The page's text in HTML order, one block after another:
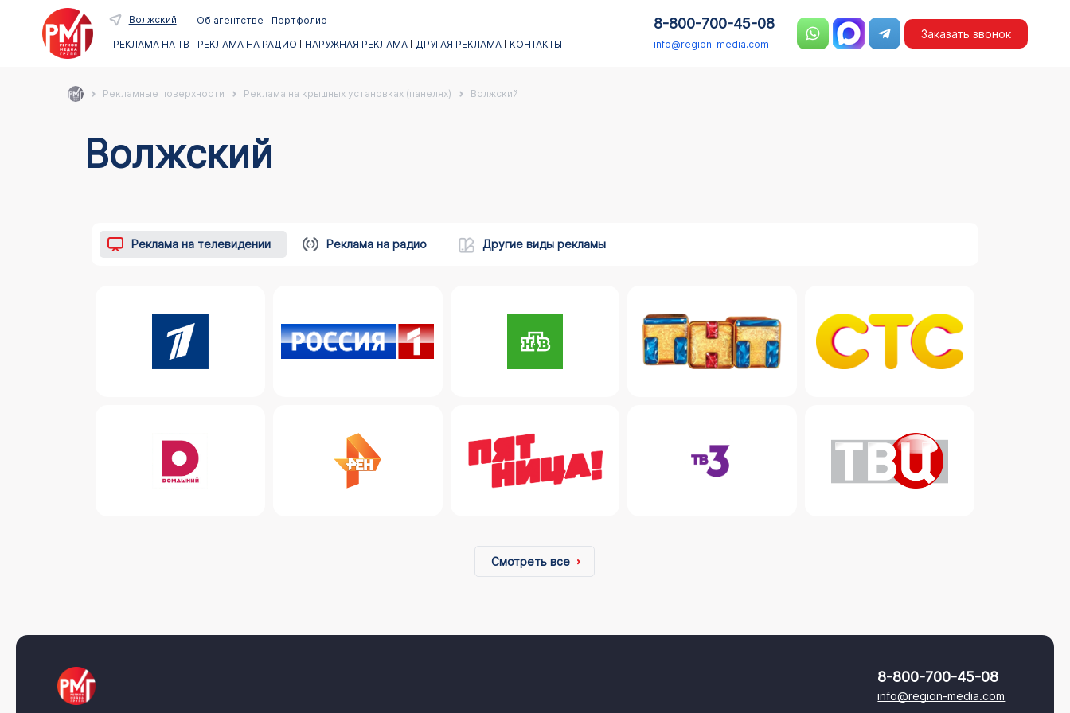
Волжский Об агентстве
Портфолио
РЕКЛАМА НА ТВ
РЕКЛАМА НА РАДИО НАРУЖНАЯ РЕКЛАМА ДРУГАЯ РЕКЛАМА КОНТАКТЫ
8-800-700-45-08
info@region-media.com
Заказать звонок
Рекламные поверхности Реклама на крышных установках (панелях) Волжский
Волжский
Реклама на телевидении Реклама на радио Другие виды рекламы
Смотреть все
8-800-700-45-08
info@region-media.com